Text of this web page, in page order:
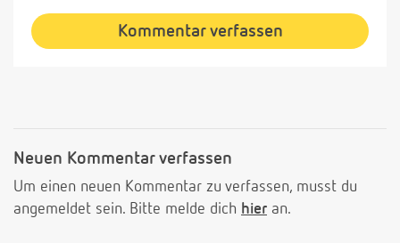
Kommentar verfassen
Neuen Kommentar verfassen
Um einen neuen Kommentar zu verfassen, musst du
angemeldet sein. Bitte melde dich hier an.